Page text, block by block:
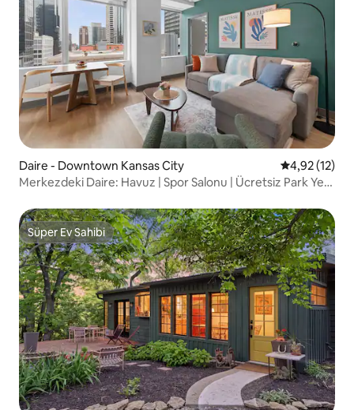
Daire - Downtown Kansas City 5 üzerinden
4,92 (12)
Merkezdeki Daire: Havuz | Spor Salonu | Ücretsiz Park Yeri
Süper Ev Sahibi
Süper Ev Sahibi